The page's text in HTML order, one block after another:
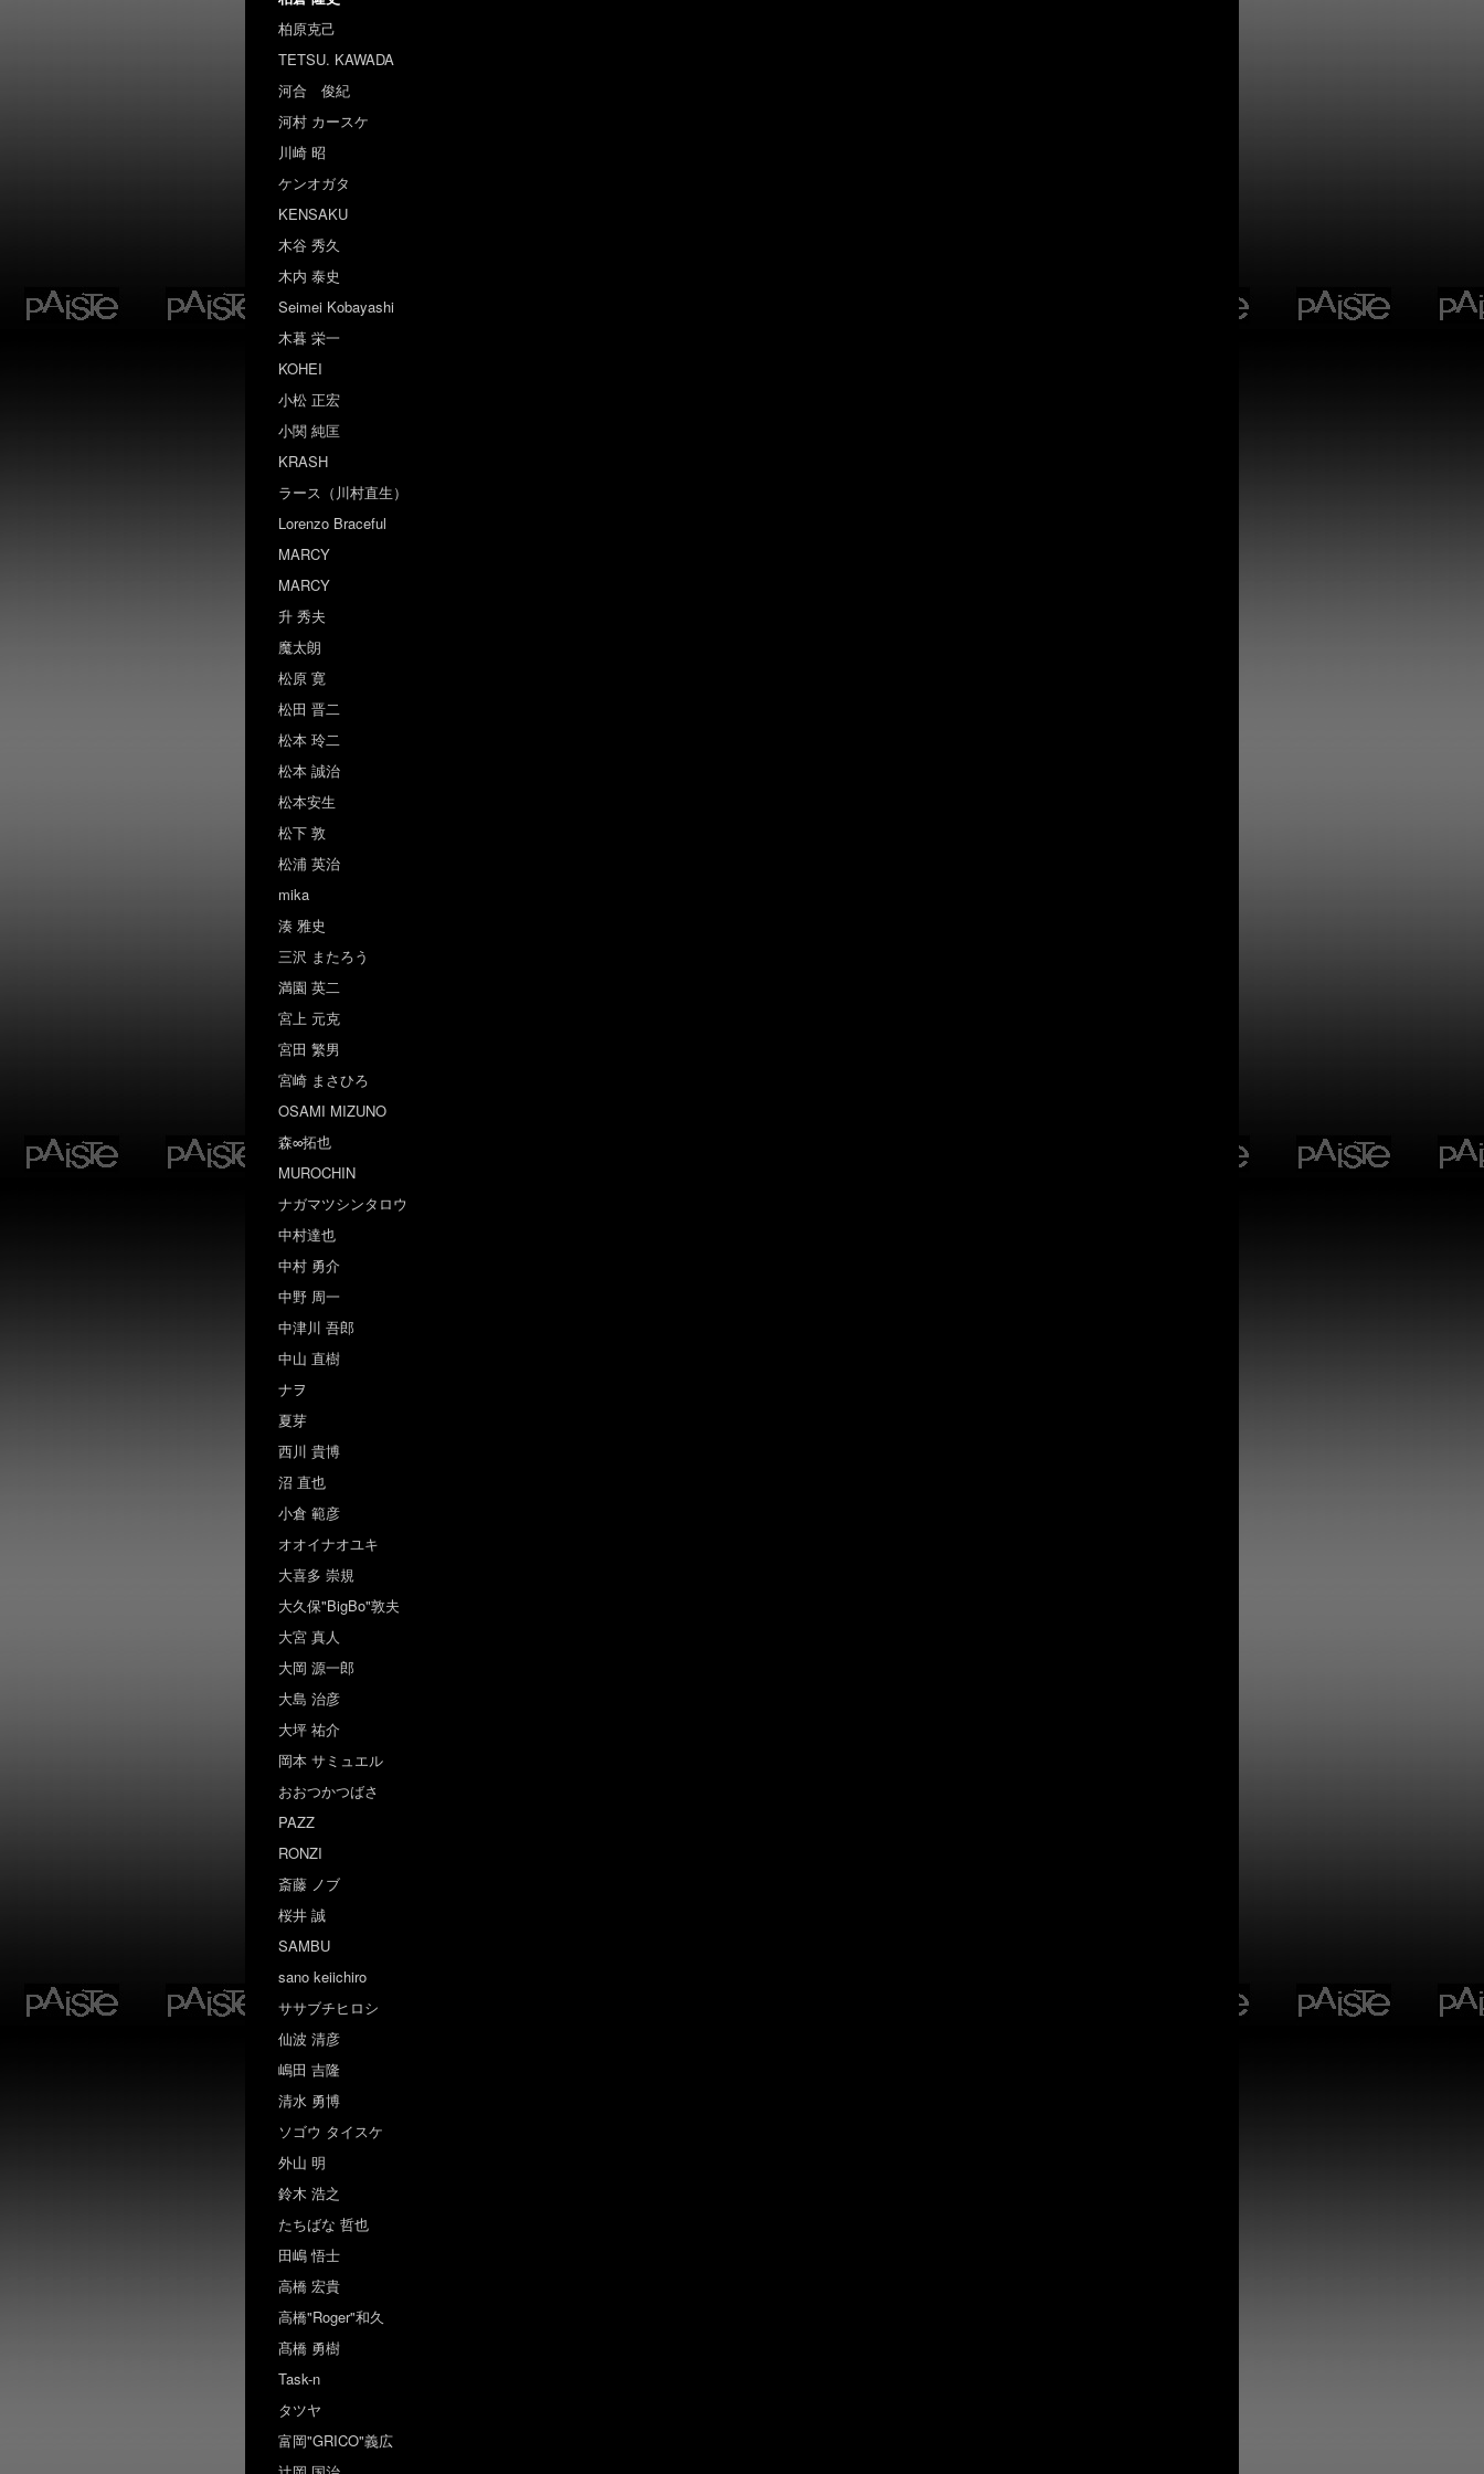
柏原克己
TETSU. KAWADA
河合 俊紀
河村 カースケ
川崎 昭
ケンオガタ
KENSAKU
木谷 秀久
木内 泰史
Seimei Kobayashi
木暮 栄一
KOHEI
小松 正宏
小関 純匡
KRASH
ラース（川村直生）
Lorenzo Braceful
MARCY
MARCY
升 秀夫
魔太朗
松原 寛
松田 晋二
松本 玲二
松本 誠治
松本安生
松下 敦
松浦 英治
mika
湊 雅史
三沢 またろう
満園 英二
宮上 元克
宮田 繁男
宮崎 まさひろ
OSAMI MIZUNO
森∞拓也
MUROCHIN
ナガマツシンタロウ
中村達也
中村 勇介
中野 周一
中津川 吾郎
中山 直樹
ナヲ
夏芽
西川 貴博
沼 直也
小倉 範彦
オオイナオユキ
大喜多 崇規
大久保"BigBo"敦夫
大宮 真人
大岡 源一郎
大島 治彦
大坪 祐介
岡本 サミュエル
おおつかつばさ
PAZZ
RONZI
斎藤 ノブ
桜井 誠
SAMBU
sano keiichiro
ササブチヒロシ
仙波 清彦
嶋田 吉隆
清水 勇博
ソゴウ タイスケ
外山 明
鈴木 浩之
たちばな 哲也
田嶋 悟士
高橋 宏貴
高橋"Roger"和久
髙橋 勇樹
Task-n
タツヤ
富岡"GRICO"義広